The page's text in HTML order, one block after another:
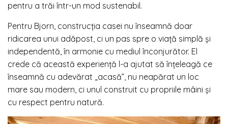
pentru a trăi într-un mod sustenabil.
Pentru Bjorn, construcția casei nu înseamnă doar
ridicarea unui adăpost, ci un pas spre o viață simplă și
independentă, în armonie cu mediul înconjurător. El
crede că această experiență l-a ajutat să înțeleagă ce
înseamnă cu adevărat „acasă”, nu neapărat un loc
mare sau modern, ci unul construit cu propriile mâini și
cu respect pentru natură.